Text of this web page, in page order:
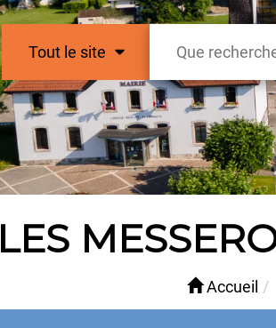
Tout le site
LES
Accueil